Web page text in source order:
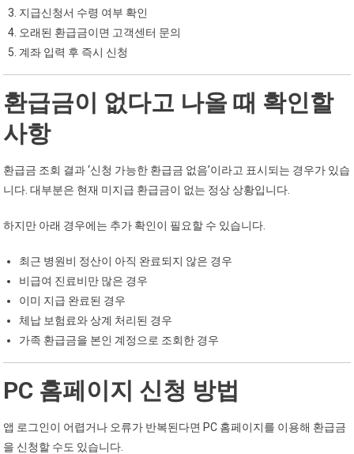
지급신청서 수령 여부 확인
오래된 환급금이면 고객센터 문의
계좌 입력 후 즉시 신청
환급금이 없다고 나올 때 확인할
사항
환급금 조회 결과 ‘신청 가능한 환급금 없음’이라고 표시되는 경우가 있습
니다. 대부분은 현재 미지급 환급금이 없는 정상 상황입니다.
하지만 아래 경우에는 추가 확인이 필요할 수 있습니다.
최근 병원비 정산이 아직 완료되지 않은 경우
비급여 진료비만 많은 경우
이미 지급 완료된 경우
체납 보험료와 상계 처리된 경우
가족 환급금을 본인 계정으로 조회한 경우
PC 홈페이지 신청 방법
앱 로그인이 어렵거나 오류가 반복된다면 PC 홈페이지를 이용해 환급금
을 신청할 수도 있습니다.